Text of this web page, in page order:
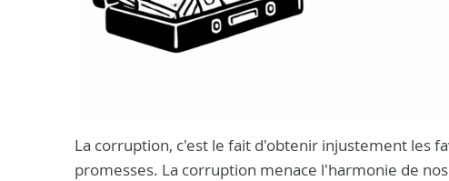
La corruption, c'est le fait d'obtenir injustement les
promesses. La corruption menace l'harmonie de